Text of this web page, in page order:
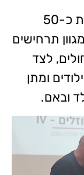
​בהשתלמות, שנערכה בהשתתפות כ-50
תרחישים
לצד
ומתן
ובאם.